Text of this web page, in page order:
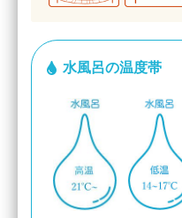
水風呂の温度帯